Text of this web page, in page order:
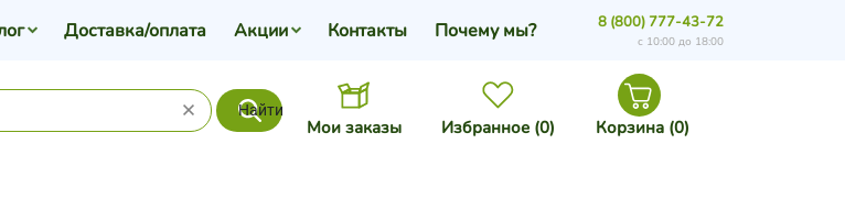
Найти
Мои заказы Избранное (0) Корзина (0)
Доставка/оплата Акции Контакты Почему мы? 8 (800) 777-43-72
с 10:00 до 18:00